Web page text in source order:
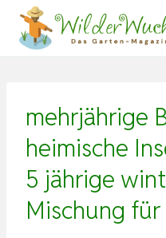
Zum
Inhalt
mehrjährige
heimische
5 jährige
Mischung